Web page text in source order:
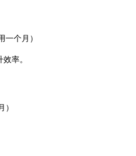
个月）
率。
）